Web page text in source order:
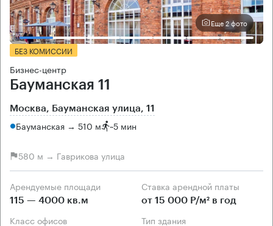
Еще 2 фото
БЕЗ КОМИССИИ
Бизнес-центр
Бауманская 11
Москва, Бауманская улица, 11
Бауманская → 510 м ~5 мин
580 м → Гаврикова улица
Арендуемые площади
115 — 4000 кв.м
Ставка арендной платы
от 15 000 Р/м² в год
Класс офисов Тип здания